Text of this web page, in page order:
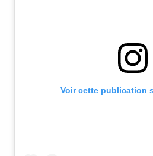
Voir cette publication